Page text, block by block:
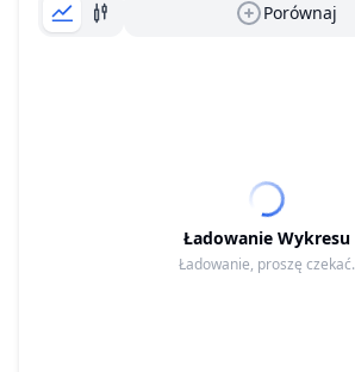
Porównaj
Ładowanie Wykresu
Ładowanie, proszę czekać.